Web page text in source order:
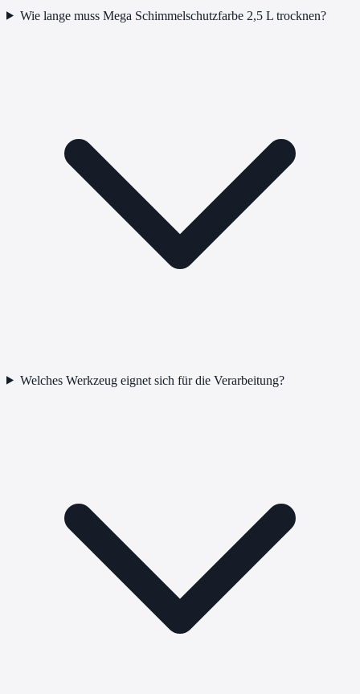
Wie lange muss Mega Schimmelschutzfarbe 2,5 L trocknen?
Welches Werkzeug eignet sich für die Verarbeitung?